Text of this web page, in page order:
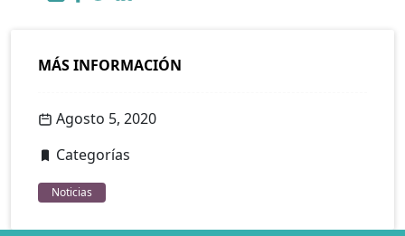
MÁS INFORMACIÓN
Agosto 5, 2020
Categorías
Noticias